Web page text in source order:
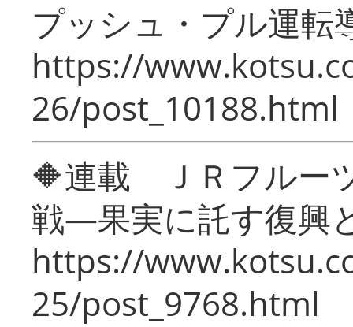
プッシュ・プル運転
https://
26/post_10188.html
🔶連載 ＪＲフルー
戦―果実に託す復興
https://
25/post_9768.html